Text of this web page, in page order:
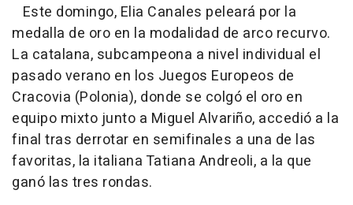
Este domingo, Elia Canales peleará por la
medalla de oro en la modalidad de arco recurvo.
La catalana, subcampeona a nivel individual el
pasado verano en los Juegos Europeos de
Cracovia (Polonia), donde se colgó el oro en
equipo mixto junto a Miguel Alvariño, accedió a la
final tras derrotar en semifinales a una de las
favoritas, la italiana Tatiana Andreoli, a la que
ganó las tres rondas.